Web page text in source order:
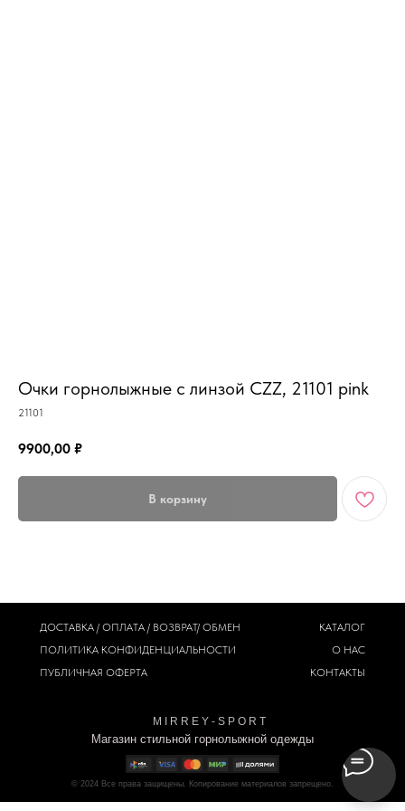
Очки горнолыжные c линзой CZZ, 21101 pink
21101
9900,00 ₽
В корзину
M I R R E Y - S P O R T
Магазин стильной горнолыжной одежды
© 2024 Все права защищены. Копирование материалов запрещено.
ДОСТАВКА / ОПЛАТА / ВОЗВРАТ/ ОБМЕН
ПОЛИТИКА КОНФИДЕНЦИАЛЬНОСТИ
ПУБЛИЧНАЯ ОФЕРТА
КАТАЛОГ
О НАС
КОНТАКТЫ